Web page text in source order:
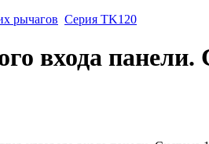
рычагов Серия TK120
входа панели.